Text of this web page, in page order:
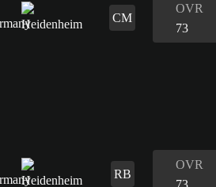
CM
OVR
73
RB
OVR
73